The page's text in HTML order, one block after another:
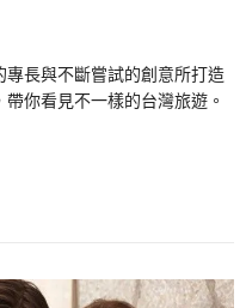
長與不斷嘗試的創意所打造
你看見不一樣的台灣旅遊。